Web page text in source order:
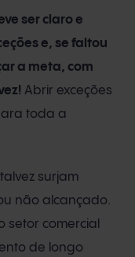
ser claro e
e, se faltou
a meta, com
Abrir exceções
toda a
surjam
não alcançado.
setor comercial
de longo